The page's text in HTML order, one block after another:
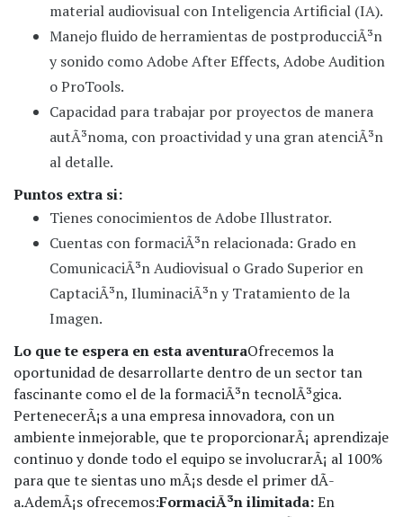
material audiovisual con Inteligencia Artificial (IA).
Manejo fluido de herramientas de postproducciÃ³n
y sonido como Adobe After Effects, Adobe Audition
o ProTools.
Capacidad para trabajar por proyectos de manera
autÃ³noma, con proactividad y una gran atenciÃ³n
al detalle.
Puntos extra si:
Tienes conocimientos de Adobe Illustrator.
Cuentas con formaciÃ³n relacionada: Grado en
ComunicaciÃ³n Audiovisual o Grado Superior en
CaptaciÃ³n, IluminaciÃ³n y Tratamiento de la
Imagen.
Lo que te espera en esta aventuraOfrecemos la
oportunidad de desarrollarte dentro de un sector tan
fascinante como el de la formaciÃ³n tecnolÃ³gica.
PertenecerÃ¡s a una empresa innovadora, con un
ambiente inmejorable, que te proporcionarÃ¡ aprendizaje
continuo y donde todo el equipo se involucrarÃ¡ al 100%
para que te sientas uno mÃ¡s desde el primer dÃ­
a.AdemÃ¡s ofrecemos:FormaciÃ³n ilimitada:En